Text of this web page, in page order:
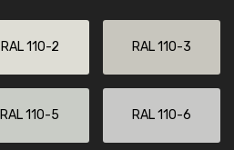
RAL 110-2 RAL 110-3
RAL 110-5 RAL 110-6